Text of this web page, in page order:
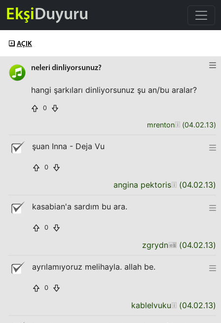
EkşiDuyuru
AÇIK
neleri dinliyorsunuz?
hangi şarkıları dinliyorsunuz şu an/bu aralar?
0
mrenton (04.02.13)
şuan Inna - Deja Vu
0
angina pektoris (04.02.13)
kasabian'a sardım bu ara.
0
zgrydn (04.02.13)
ayrılamıyoruz melihayla. allah be.
0
kablelvuku (04.02.13)